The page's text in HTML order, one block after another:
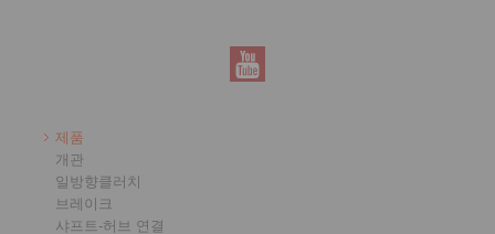
제품
개관
일방향클러치
브레이크
샤프트-허브 연결